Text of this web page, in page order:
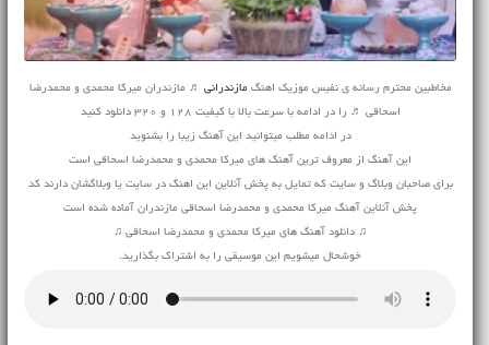
مخاطبین محترم رسانه ی نفیس موزیک اهنگمازندرانی ♬ مازندران میرکا محمدی و محمدرضا
اسحاقی ♬ را در ادامه با سرعت بالا با کیفیت 128 و 320 دانلود کنید
در ادامه مطلب میتوانید این آهنگ زیبا را بشنوید
این آهنگ از معروف ترین آهنگ های میرکا محمدی و محمدرضا اسحاقی است
برای صاحبان وبلاگ و سایت که تمایل به پخش آنلاین این اهنگ در سایت یا وبلاگشان دارند کد
پخش آنلاین آهنگ میرکا محمدی و محمدرضا اسحاقی مازندران آماده شده است
♫ دانلود آهنگهای میرکا محمدی و محمدرضا اسحاقی ♫
خوشحال میشویم این موسیقی را به اشتراک بگذارید.